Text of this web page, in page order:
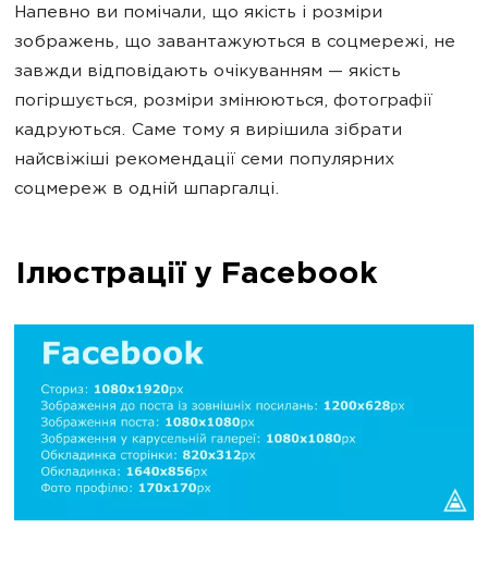
Напевно ви помічали, що якість і розміри
зображень, що завантажуються в соцмережі, не
завжди відповідають очікуванням — якість
погіршується, розміри змінюються, фотографії
кадруються. Саме тому я вирішила зібрати
найсвіжіші рекомендації семи популярних
соцмереж в одній шпаргалці.
Ілюстрації у Facebook